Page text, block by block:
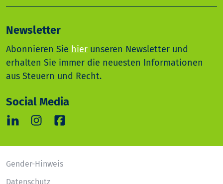
Newsletter
Abonnieren Sie hier unseren Newsletter und
erhalten Sie immer die neuesten Informationen
aus Steuern und Recht.
Social Media
Gender-Hinweis
Datenschutz